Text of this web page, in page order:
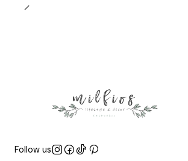
Follow us